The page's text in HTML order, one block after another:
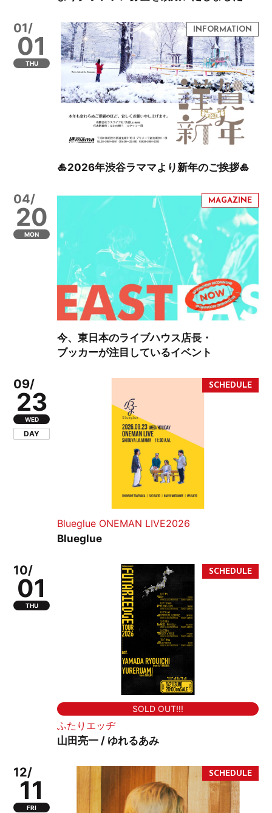
01/
01
THU
🎍2026年渋谷ラママより新年のご挨拶🎍
04/
20
MON
今、東日本のライブハウス店長・
ブッカーが注目しているイベント
09/
23
WED
DAY
Blueglue ONEMAN LIVE2026
Blueglue
10/
01
THU
SOLD OUT!!!
ふたりエッヂ
山田亮一 / ゆれるあみ
12/
11
FRI